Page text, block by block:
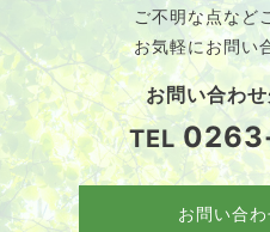
ご不明な点など
お気軽にお問い
お問い合わ
TEL
お問い合